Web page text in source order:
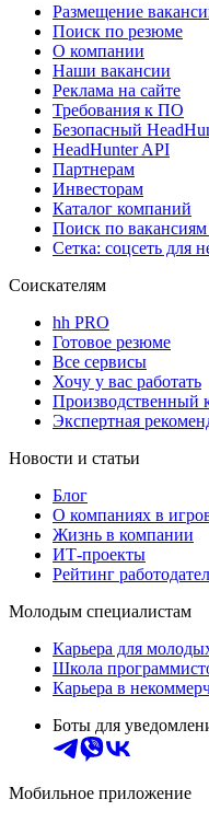
Размещение
Поиск по резюме
О компании
Наши вакансии
Реклама на сайте
Требования к ПО
Безопасный
HeadHunter API
Партнерам
Инвесторам
Каталог компаний
Поиск по
Сетка: соцсеть для
Соискателям
hh PRO
Готовое резюме
Все сервисы
Хочу у вас работать
Производственный
Экспертная
Новости и статьи
Блог
О компаниях в
Жизнь в компании
ИТ-проекты
Рейтинг
Молодым специалистам
Карьера для
Школа
Карьера в
Боты для
Мобильное приложение